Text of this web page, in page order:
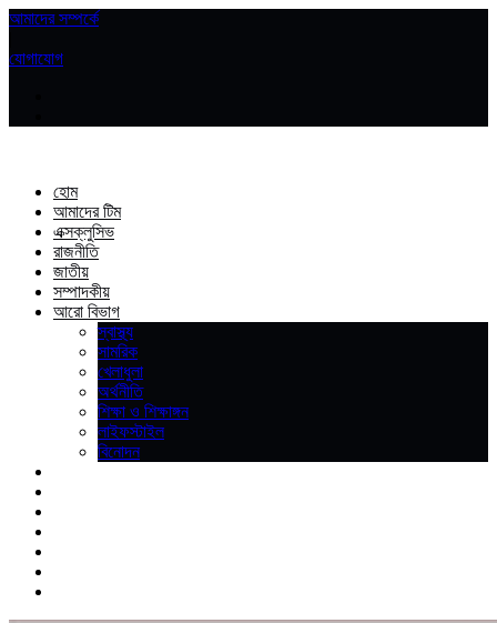
আমাদের সম্পর্কে
যোগাযোগ
হোম
আমাদের টিম
এক্সক্লুসিভ
রাজনীতি
জাতীয়
সম্পাদকীয়
আরো বিভাগ
স্বাস্থ্য
সামরিক
খেলাধুলা
অর্থনীতি
শিক্ষা ও শিক্ষাঙ্গন
লাইফস্টাইল
বিনোদন